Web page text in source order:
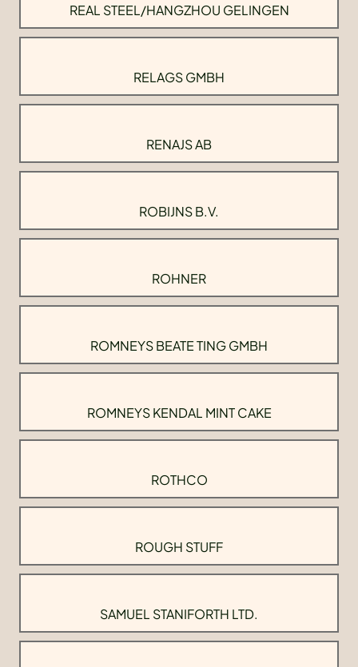
REAL STEEL/HANGZHOU GELINGEN
RELAGS GMBH
RENAJS AB
ROBIJNS B.V.
ROHNER
ROMNEYS BEATE TING GMBH
ROMNEYS KENDAL MINT CAKE
ROTHCO
ROUGH STUFF
SAMUEL STANIFORTH LTD.